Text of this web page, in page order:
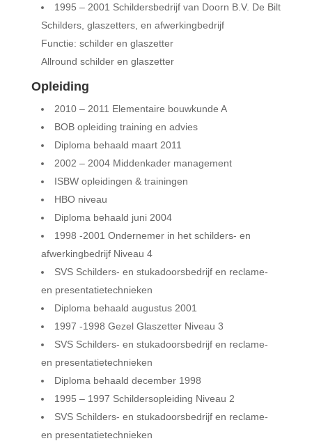
1995 – 2001 Schildersbedrijf van Doorn B.V. De Bilt
Schilders, glaszetters, en afwerkingbedrijf
Functie: schilder en glaszetter
Allround schilder en glaszetter
Opleiding
2010 – 2011 Elementaire bouwkunde A
BOB opleiding training en advies
Diploma behaald maart 2011
2002 – 2004 Middenkader management
ISBW opleidingen & trainingen
HBO niveau
Diploma behaald juni 2004
1998 -2001 Ondernemer in het schilders- en
afwerkingbedrijf Niveau 4
SVS Schilders- en stukadoorsbedrijf en reclame-
en presentatietechnieken
Diploma behaald augustus 2001
1997 -1998 Gezel Glaszetter Niveau 3
SVS Schilders- en stukadoorsbedrijf en reclame-
en presentatietechnieken
Diploma behaald december 1998
1995 – 1997 Schildersopleiding Niveau 2
SVS Schilders- en stukadoorsbedrijf en reclame-
en presentatietechnieken